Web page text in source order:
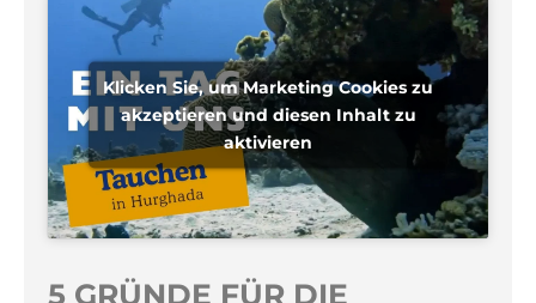
Klicken Sie, um Marketing Cookies zu
akzeptieren und diesen Inhalt zu
aktivieren
5 GRÜNDE FÜR DIE